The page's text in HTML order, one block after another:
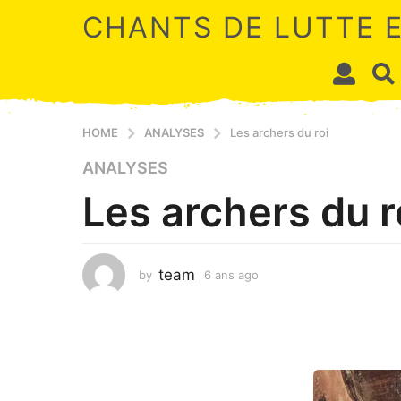
CHANTS DE LUTTE
HOME ANALYSES Les archers du roi
6
n
s
g
o
ANALYSES
Les archers du
by team 6 ans ago